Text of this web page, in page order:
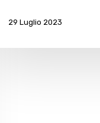
29 Luglio 2023